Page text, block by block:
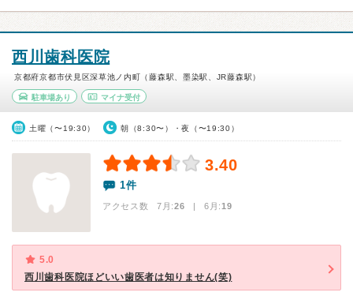
西川歯科医院
京都府京都市伏見区深草池ノ内町（藤森駅、墨染駅、JR藤森駅）
駐車場あり マイナ受付
土曜（〜19:30） 朝（8:30〜）・夜（〜19:30）
3.40
1件
アクセス数 7月:26 | 6月:19
5.0
西川歯科医院ほどいい歯医者は知りません(笑)